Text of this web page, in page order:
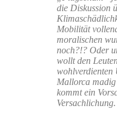
die Diskussion
Mobilität
moralischen
noch?!? Oder
wollt den
wohlverdienten
Mallorca
kommt ein
Versachlichung.